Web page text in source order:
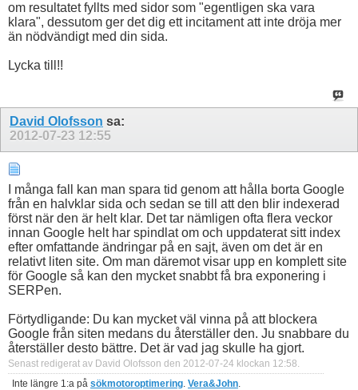
om resultatet fyllts med sidor som "egentligen ska vara
klara", dessutom ger det dig ett incitament att inte dröja mer
än nödvändigt med din sida.
Lycka till!!
David Olofsson sa:
2012-07-23 12:55
I många fall kan man spara tid genom att hålla borta Google
från en halvklar sida och sedan se till att den blir indexerad
först när den är helt klar. Det tar nämligen ofta flera veckor
innan Google helt har spindlat om och uppdaterat sitt index
efter omfattande ändringar på en sajt, även om det är en
relativt liten site. Om man däremot visar upp en komplett site
för Google så kan den mycket snabbt få bra exponering i
SERPen.
Förtydligande: Du kan mycket väl vinna på att blockera
Google från siten medans du återställer den. Ju snabbare du
återställer desto bättre. Det är vad jag skulle ha gjort.
Senast redigerat av David Olofsson den 2012-07-24 klockan 12:58.
Inte längre 1:a på sökmotoroptimering. Vera&John.